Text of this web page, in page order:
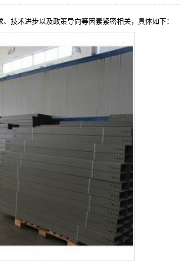
技术进步以及政策导向等因素紧密相关，具体如下：